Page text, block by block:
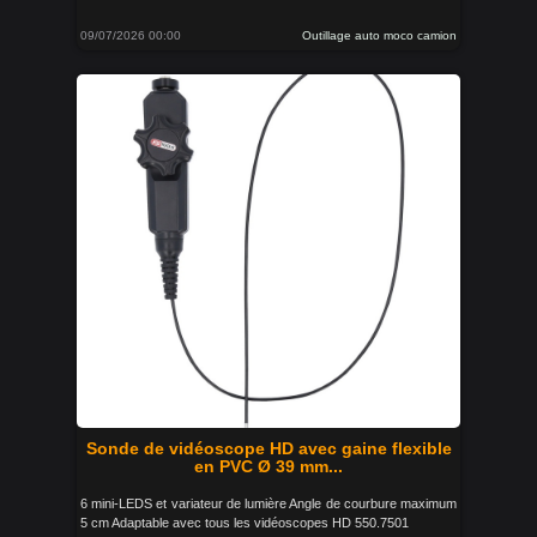
09/07/2026 00:00 Outillage auto moco camion
Sonde de vidéoscope HD avec gaine flexible
en PVC Ø 39 mm...
6 mini-LEDS et variateur de lumière Angle de courbure maximum
5 cm Adaptable avec tous les vidéoscopes HD 550.7501